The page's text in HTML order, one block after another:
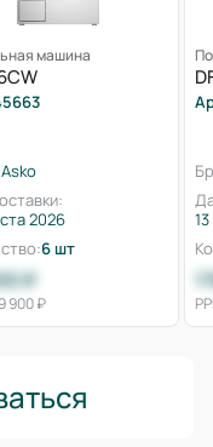
машина
Asko
2026
6 шт
₽
900 ₽